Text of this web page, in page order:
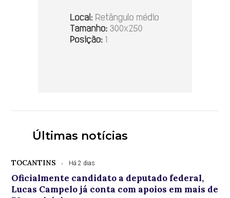
Últimas notícias
TOCANTINS Há 2 dias
Oficialmente candidato a deputado federal,
Lucas Campelo já conta com apoios em mais de